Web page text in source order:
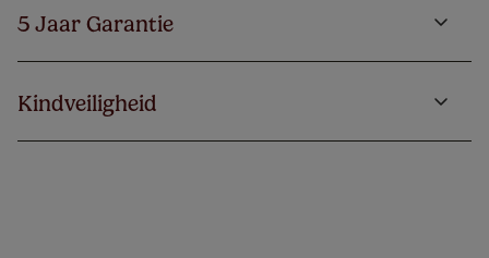
5 Jaar Garantie
Kindveiligheid